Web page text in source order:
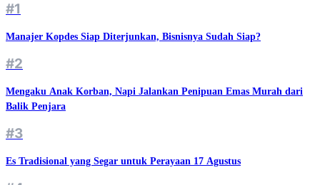
#1
Manajer Kopdes Siap Diterjunkan, Bisnisnya Sudah Siap?
#2
Mengaku Anak Korban, Napi Jalankan Penipuan Emas Murah dari
Balik Penjara
#3
Es Tradisional yang Segar untuk Perayaan 17 Agustus